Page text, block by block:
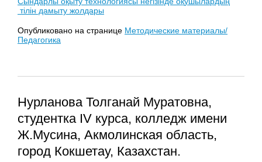
тілін дамыту жолдары
Опубликовано на странице Методические материалы/
Педагогика
Нурланова Толганай Муратовна,
студентка IV курса, колледж имени
Ж.Мусина, Акмолинская область,
город Кокшетау, Казахстан.